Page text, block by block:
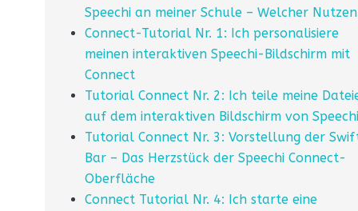
Speechi an meiner Schule – Welcher
Connect-Tutorial Nr. 1: Ich personalisiere
meinen interaktiven Speechi-Bildschirm mit
Connect
Tutorial Connect Nr. 2: Ich teile meine
auf dem interaktiven Bildschirm von Speechi
Tutorial Connect Nr. 3: Vorstellung der
Bar – Das Herzstück der Speechi Connect-
Oberfläche
Connect Tutorial Nr. 4: Ich starte eine